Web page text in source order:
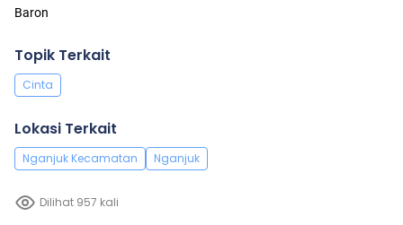
Baron
Topik Terkait
Cinta
Lokasi Terkait
Nganjuk Kecamatan Nganjuk
Dilihat 957 kali